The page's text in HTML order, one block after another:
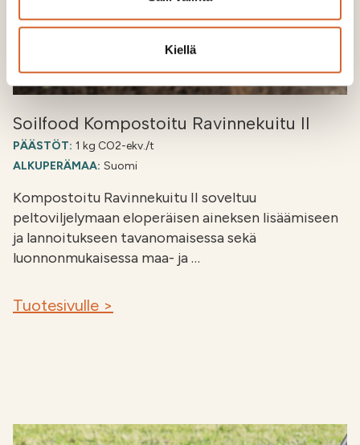
Kiellä
Soilfood Kompostoitu Ravinnekuitu II
PÄÄSTÖT: 1 kg CO2-ekv./t
ALKUPERÄMAA: Suomi
Kompostoitu Ravinnekuitu II soveltuu
peltoviljelymaan eloperäisen aineksen lisäämiseen
ja lannoitukseen tavanomaisessa sekä
luonnonmukaisessa maa- ja …
Tuotesivulle >